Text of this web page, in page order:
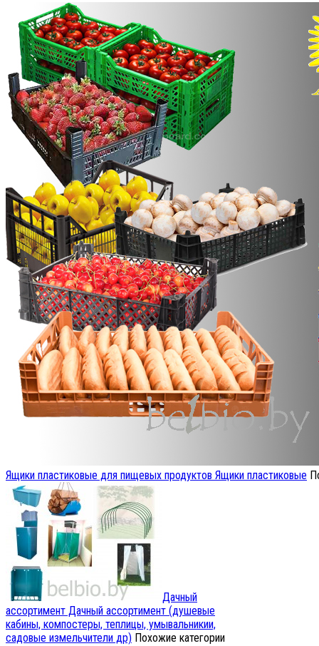
Ящики пластиковые для пищевых продуктов Ящики пластиковые
Дачный
ассортимент Дачный ассортимент (душевые
кабины, компостеры, теплицы, умывальникии,
садовые измельчители др) Похожие категории